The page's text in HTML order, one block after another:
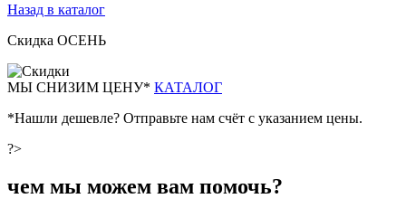
Назад в каталог
Скидка ОСЕНЬ
МЫ СНИЗИМ ЦЕНУ* КАТАЛОГ
*Нашли дешевле? Отправьте нам счёт с указанием цены.
?>
чем мы можем вам помочь?